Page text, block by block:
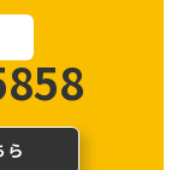
ら